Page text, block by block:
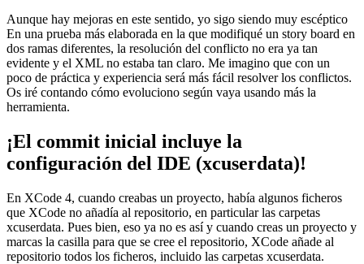
Aunque hay mejoras en este sentido, yo sigo siendo muy escéptico
En una prueba más elaborada en la que modifiqué un story board en
dos ramas diferentes, la resolución del conflicto no era ya tan
evidente y el XML no estaba tan claro. Me imagino que con un
poco de práctica y experiencia será más fácil resolver los conflictos.
Os iré contando cómo evoluciono según vaya usando más la
herramienta.
¡El commit inicial incluye la
configuración del IDE (xcuserdata)!
En XCode 4, cuando creabas un proyecto, había algunos ficheros
que XCode no añadía al repositorio, en particular las carpetas
xcuserdata. Pues bien, eso ya no es así y cuando creas un proyecto y
marcas la casilla para que se cree el repositorio, XCode añade al
repositorio todos los ficheros, incluido las carpetas xcuserdata.